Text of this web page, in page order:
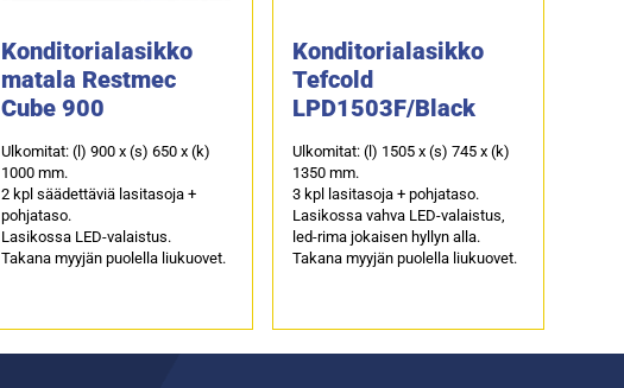
Konditorialasikko
matala Restmec
Cube 900
Ulkomitat: (l) 900 x (s) 650 x (k)
1000 mm.
2 kpl säädettäviä lasitasoja +
pohjataso.
Lasikossa LED-valaistus.
Takana myyjän puolella liukuovet.
Konditorialasikko
Tefcold
LPD1503F/Black
Ulkomitat: (l) 1505 x (s) 745 x (k)
1350 mm.
3 kpl lasitasoja + pohjataso.
Lasikossa vahva LED-valaistus,
led-rima jokaisen hyllyn alla.
Takana myyjän puolella liukuovet.